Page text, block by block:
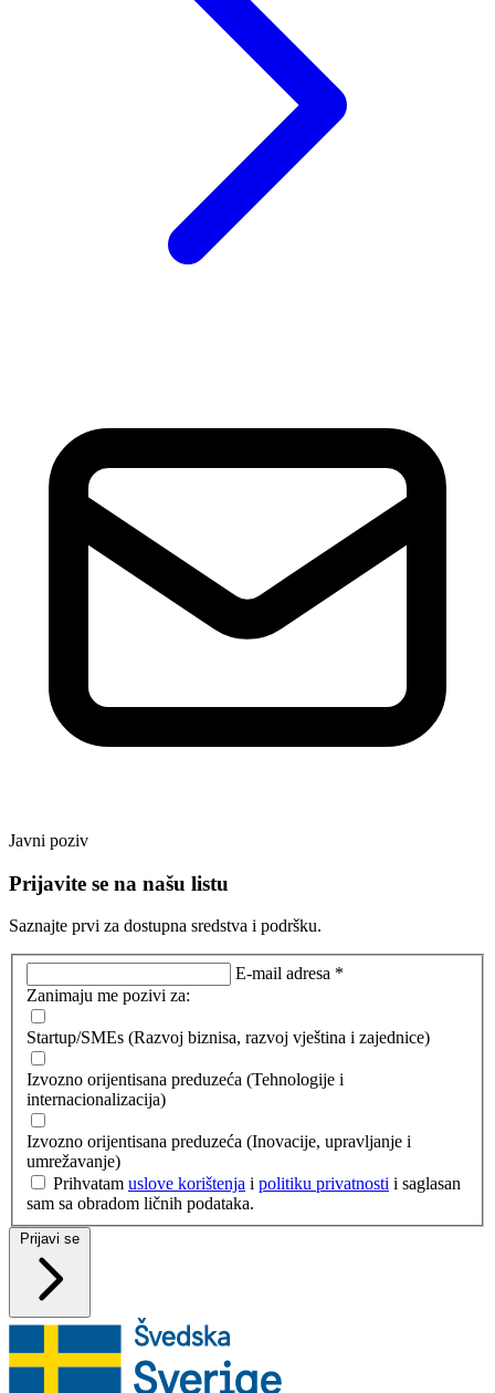
Javni poziv
Prijavite se na našu listu
Saznajte prvi za dostupna sredstva i podršku.
E-mail adresa *
Zanimaju me pozivi za:
Startup/SMEs (Razvoj biznisa, razvoj vještina i zajednice)
Izvozno orijentisana preduzeća (Tehnologije i
internacionalizacija)
Izvozno orijentisana preduzeća (Inovacije, upravljanje i
umrežavanje)
Prihvatam uslove korištenja i politiku privatnosti i saglasan
sam sa obradom ličnih podataka.
Prijavi se